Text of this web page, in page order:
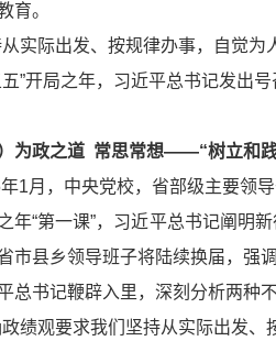
育。
从实际出发、按规律办事，自觉为
五”开局之年，习近平总书记发出
）为政之道 常思常想——“树立和
1月，中央党校，省部级主要领
年“第一课”，习近平总书记阐明
市县乡领导班子将陆续换届，强
总书记鞭辟入里，深刻分析两
政绩观要求我们坚持从实际出发